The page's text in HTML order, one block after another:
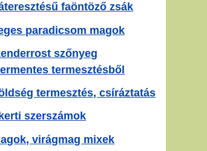
faöntöző zsák
paradicsom magok
szőnyeg
termesztésből
termesztés, csíráztatás
szerszámok
virágmag mixek